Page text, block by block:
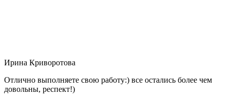
Ирина Криворотова
Отлично выполняете свою работу:) все остались более чем
довольны, респект!)